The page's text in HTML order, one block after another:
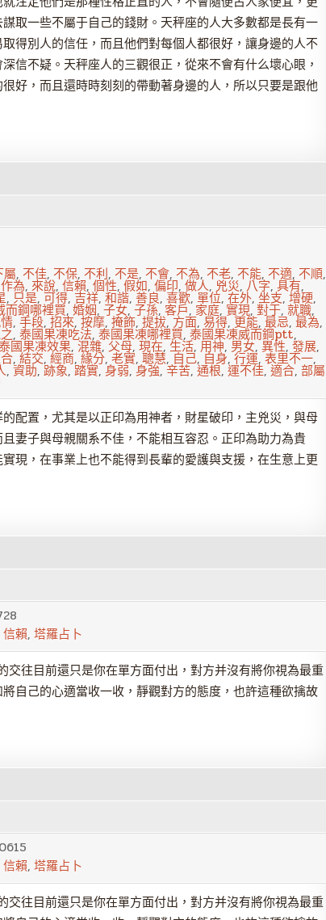
取一些不屬于自己的錢財。天秤座的人大多數都是長有一
得別人的信任，而且他們對每個人都很好，讓身邊的人不
信不疑。天秤座人的三觀很正，從來不會有什么壞心眼，
好，而且還時時刻刻的帶動著身邊的人，所以只要是跟他
屬, 不佳, 不保, 不利, 不是, 不會, 不為, 不老, 不能, 不適, 不順,
作為,來說,信賴,個性,假如,偏印,做人,兇災,八字,具有,
, 只是, 可得,吉祥,和諧,善良,喜歡,單位,在外,坐支,增硬,
而鋼哪裡買,婚姻,子女,子孫,客戶, 家庭,實現,對于,就職,
,手段, 招來,按摩,掩飾,提拔, 方面,易得, 更能,最忌,最為,
, 泰國果凍吃法,泰國果凍哪裡買,泰國果凍威而鋼ptt,
國果凍效果,混雜,父母,現在, 生活,用神,男女,異性, 發展,
, 結交,經商,緣分,老實, 聰慧, 自己,自身,行運,表里不一,
,資助,跡象,踏實,身弱,身強,辛苦, 通根,運不佳,適合, 部屬
配置，尤其是以正印為用神者，財星破印，主兇災，與母
妻子與母親關系不佳，不能相互容忍。正印為助力為貴
現，在事業上也不能得到長輩的愛護與支援，在生意上更
信賴, 塔羅占卜
往目前還只是你在單方面付出，對方并沒有將你視為最重
自己的心適當收一收，靜觀對方的態度，也許這種欲擒故
信賴, 塔羅占卜
往目前還只是你在單方面付出，對方并沒有將你視為最重